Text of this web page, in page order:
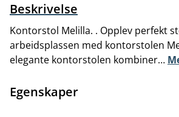
Beskrivelse
Kontorstol Melilla. . Opplev perfekt
arbeidsplassen med kontorstolen
elegante kontorstolen kombiner…
Egenskaper